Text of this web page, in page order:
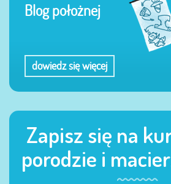
Blog położnej
dowiedz się więcej
Zapisz się na
porodzie i